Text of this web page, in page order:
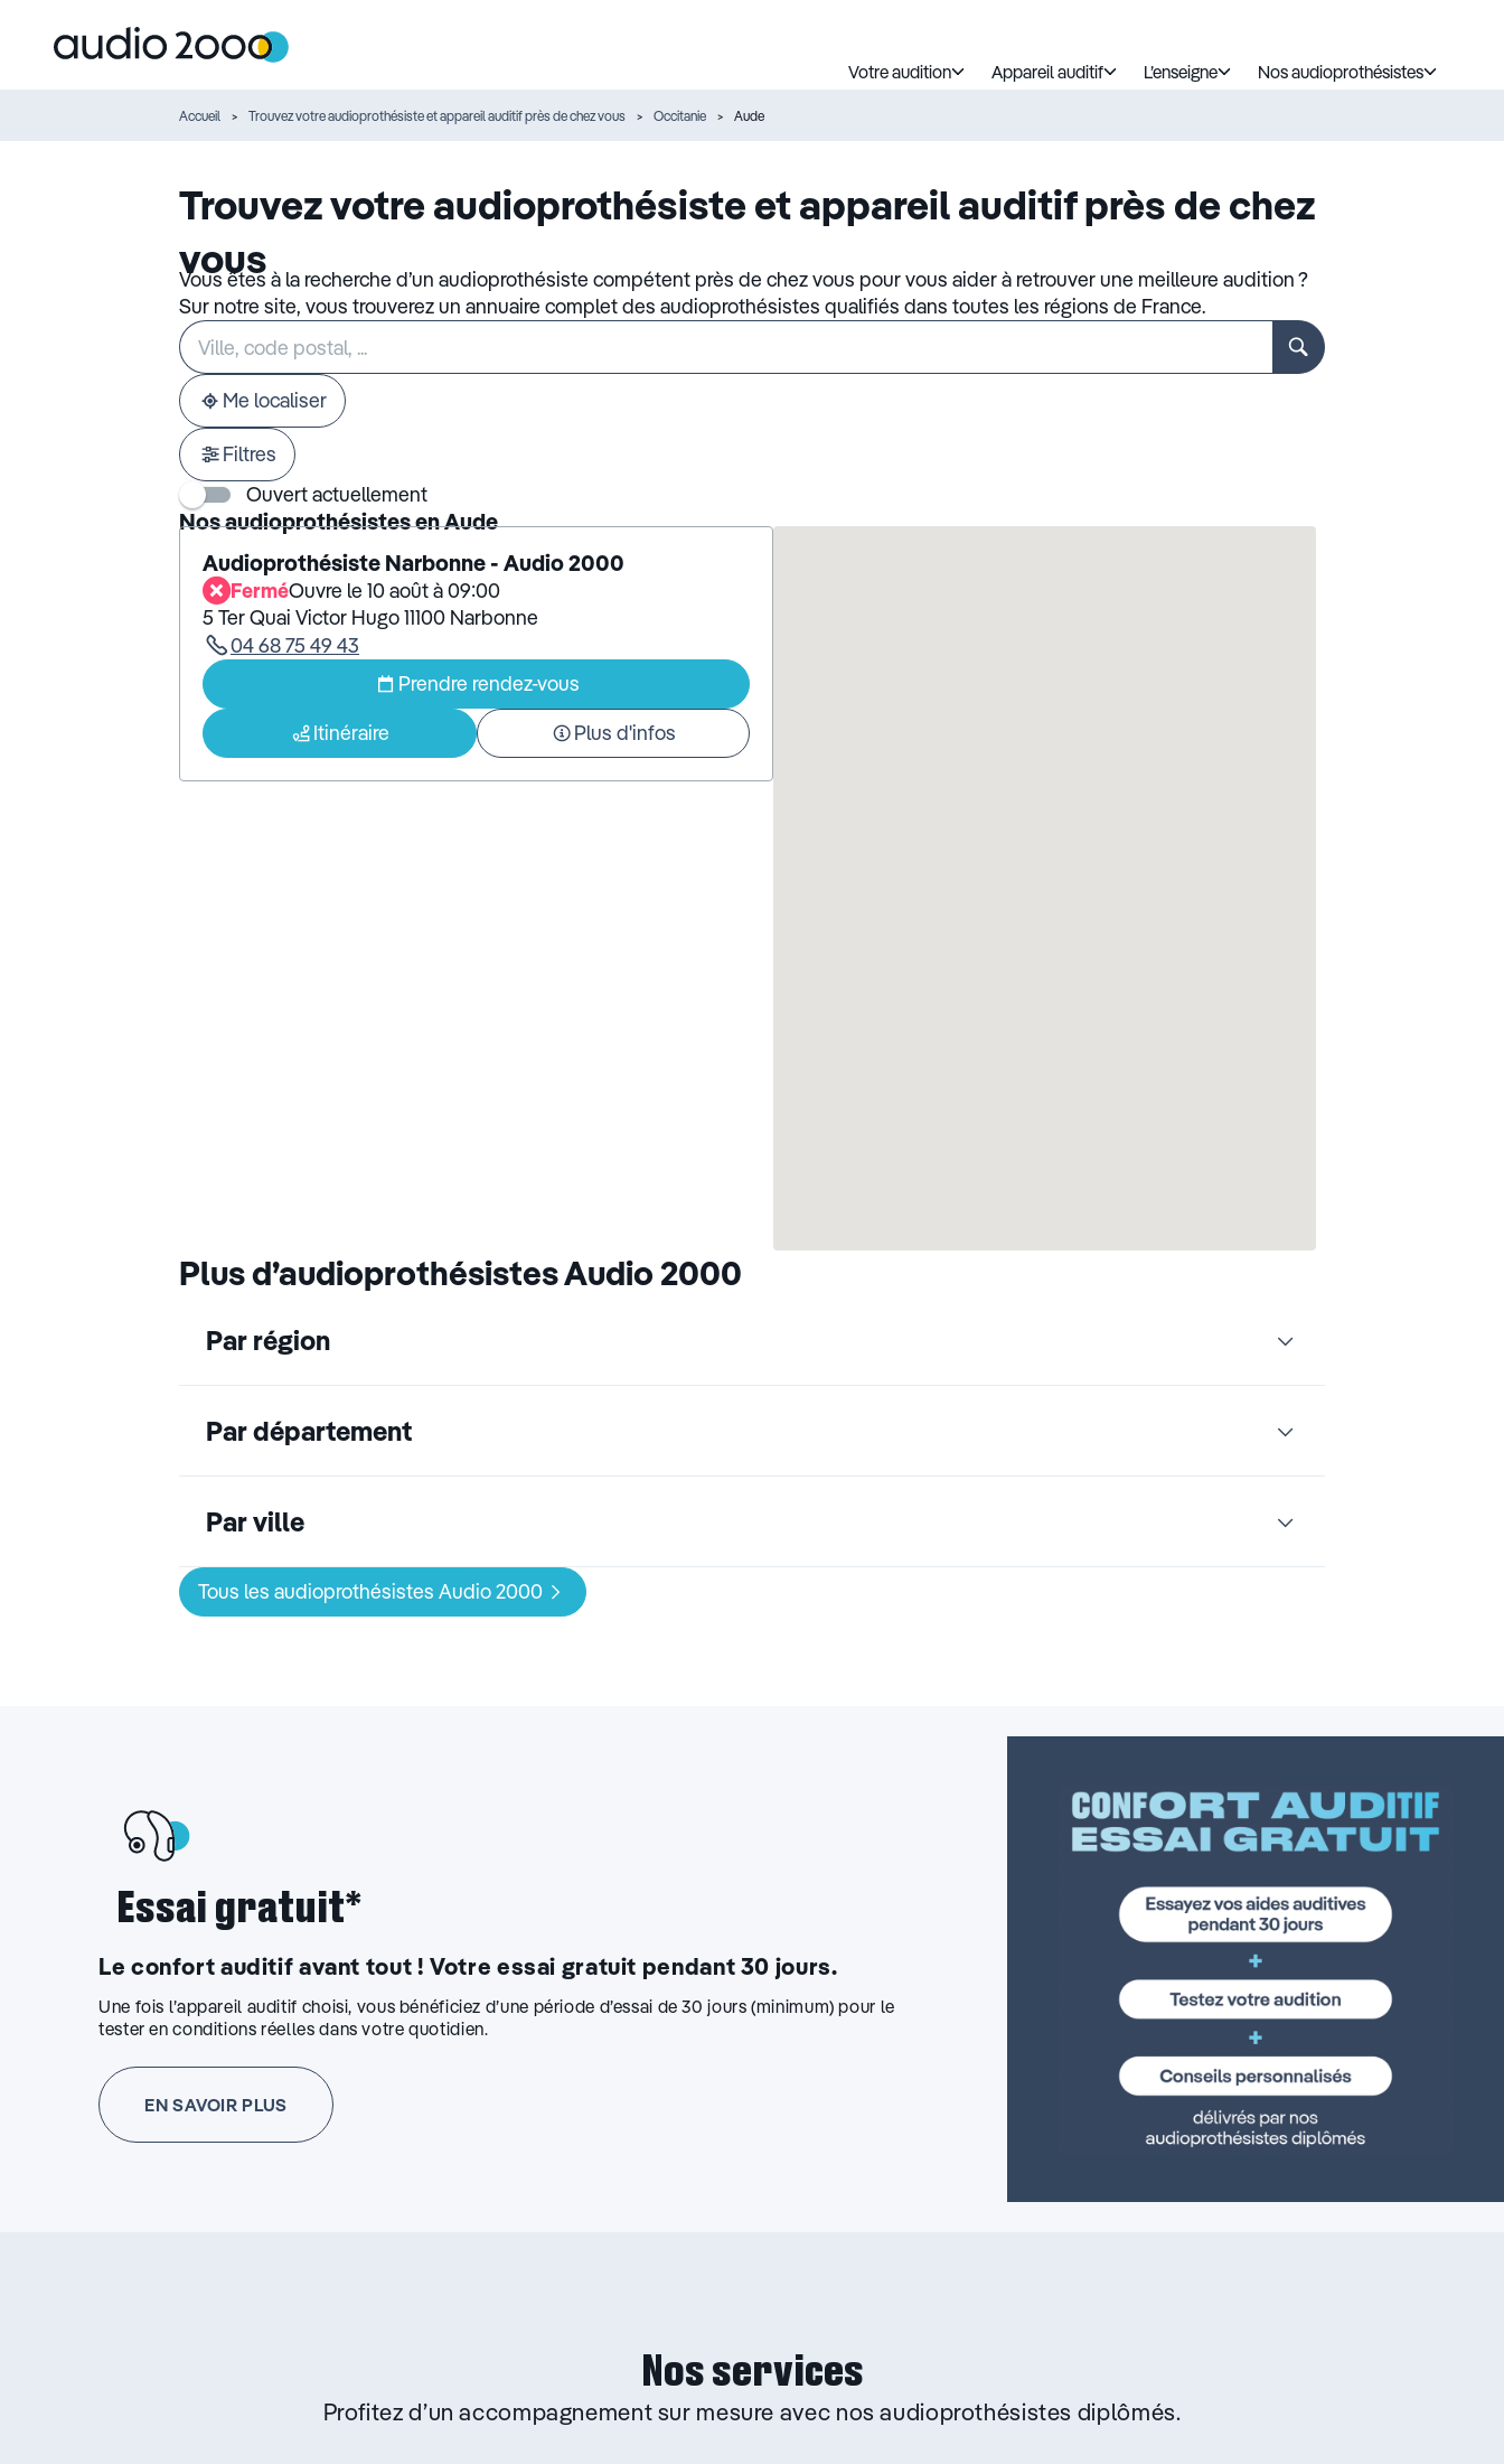
Votre audition Appareil auditif L’enseigne Nos audioprothésistes
Accueil Trouvez votre audioprothésiste et appareil auditif près de chez vous Occitanie Aude
Trouvez votre audioprothésiste et appareil auditif près de chez
vous
Vous êtes à la recherche d’un audioprothésiste compétent près de chez vous pour vous aider à retrouver une meilleure audition ?
Sur notre site, vous trouverez un annuaire complet des audioprothésistes qualifiés dans toutes les régions de France.
Veuillez
renseigner
une
adresse
Me localiser
Filtres
Ouvert actuellement
Nos audioprothésistes en Aude
Audioprothésiste Narbonne - Audio 2000
FerméOuvre le 10 août à 09:00
5 Ter Quai Victor Hugo 11100 Narbonne
04 68 75 49 43
Prendre rendez-vous
Itinéraire
Plus d'infos
Plus d’audioprothésistes Audio 2000
Par région
Par département
Par ville
Tous les audioprothésistes Audio 2000
Essai gratuit*
Le confort auditif avant tout ! Votre essai gratuit pendant 30 jours.
Une fois l’appareil auditif choisi, vous bénéficiez d’une période d’essai de 30 jours (minimum) pour le
tester en conditions réelles dans votre quotidien.
EN SAVOIR PLUS
Nos services
Profitez d’un accompagnement sur mesure avec nos audioprothésistes diplômés.